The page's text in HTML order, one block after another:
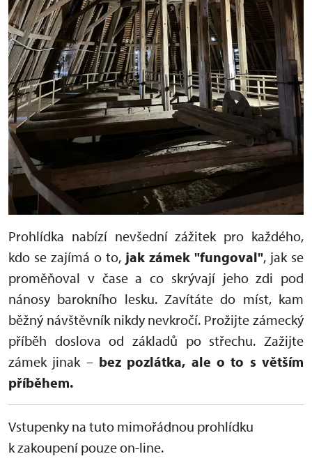
Prohlídka nabízí nevšední zážitek pro každého,
kdo se zajímá o to, jak zámek "fungoval", jak se
proměňoval v čase a co skrývají jeho zdi pod
nánosy barokního lesku. Zavítáte do míst, kam
běžný návštěvník nikdy nevkročí. Prožijte zámecký
příběh doslova od základů po střechu. Zažijte
zámek jinak – bez pozlátka, ale o to s větším
příběhem.
Vstupenky na tuto mimořádnou prohlídku
k zakoupení pouze on-line.